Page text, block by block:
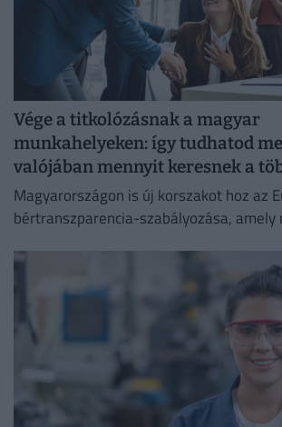
Vége a titkolózásnak a magyar
munkahelyeken: így tudhatod
valójában mennyit keresnek a
Magyarországon is új korszakot hoz az
bértranszparencia-szabályozása, amely